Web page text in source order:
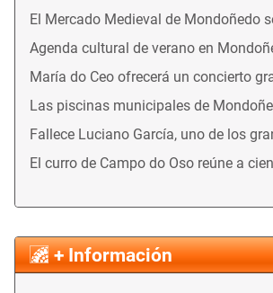
El Mercado Medieval de Mondoñedo
Agenda cultural de verano en
María do Ceo ofrecerá un concierto
Las piscinas municipales de
Fallece Luciano García, uno de los
El curro de Campo do Oso reúne a
+ Información